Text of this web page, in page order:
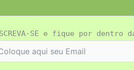
SE e fique por dentro